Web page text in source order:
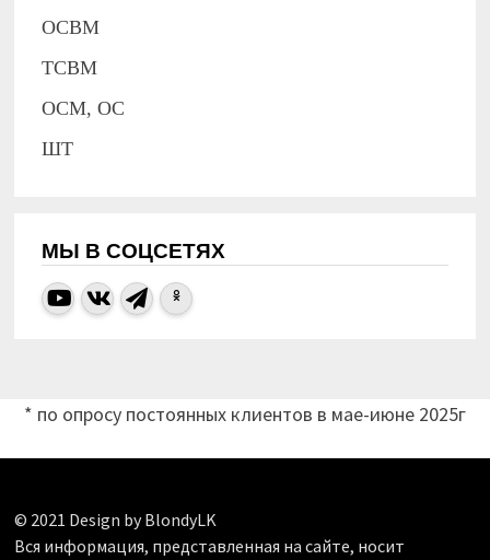
ОСВМ
ТСВМ
ОСМ, ОС
ШТ
МЫ В СОЦСЕТЯХ
* по опросу постоянных клиентов в мае-июне 2025г
© 2021 Design by BlondyLK
Вся информация, представленная на сайте, носит